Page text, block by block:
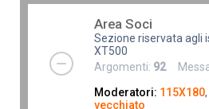
Area Soci
Sezione riservata agli
XT500
Argomenti: 92
Moderatori: 115X180,
vecchiato